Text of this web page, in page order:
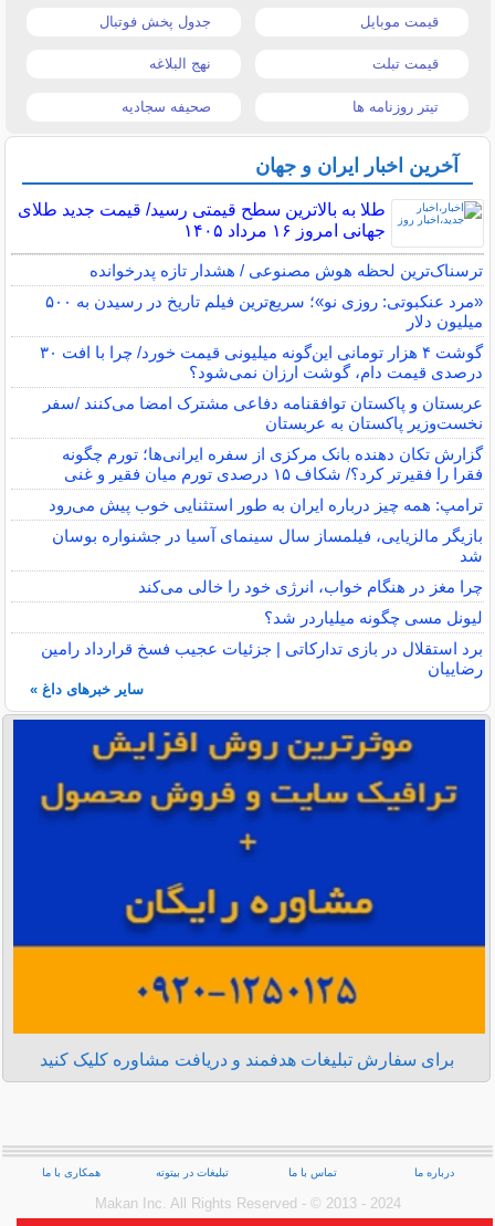
قیمت موبایل جدول پخش فوتبال
قیمت تبلت نهج البلاغه
تیتر روزنامه ها صحیفه سجادیه
آخرین اخبار ایران و جهان
طلا به بالاترین سطح قیمتی رسید/ قیمت جدید طلای
جهانی امروز ۱۶ مرداد ۱۴۰۵
ترسناک‌ترین لحظه هوش مصنوعی / هشدار تازه پدرخوانده
«مرد عنکبوتی: روزی نو»؛ سریع‌ترین فیلم تاریخ در رسیدن به ۵۰۰
میلیون دلار
گوشت ۴ هزار تومانی این‌گونه میلیونی قیمت خورد/ چرا با افت ۳۰
درصدی قیمت دام، گوشت ارزان نمی‌شود؟
عربستان و پاکستان توافقنامه دفاعی مشترک امضا می‌کنند /سفر
نخست‌وزیر پاکستان به عربستان
گزارش تکان‌ دهنده بانک مرکزی از سفره ایرانی‌ها؛ تورم چگونه
فقرا را فقیرتر کرد؟/ شکاف ۱۵ درصدی تورم میان فقیر و غنی
ترامپ: همه چیز درباره ایران به طور استثنایی خوب پیش می‌رود
بازیگر مالزیایی، فیلمساز سال سینمای آسیا در جشنواره بوسان
شد
چرا مغز در هنگام خواب، انرژی خود را خالی می‌کند
لیونل مسی چگونه میلیاردر شد؟
برد استقلال در بازی تدارکاتی | جزئیات عجیب فسخ قرارداد رامین
رضاییان
سایر خبرهای داغ »
برای سفارش تبلیغات هدفمند و دریافت مشاوره کلیک کنید
درباره ما تماس با ما تبلیغات در بیتوته همکاری با ما
Makan Inc.‎ All Rights Reserved - © 2013 - 2024